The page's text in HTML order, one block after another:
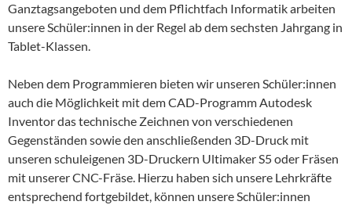
Ganztagsangeboten und dem Pflichtfach Informatik arbeiten
unsere Schüler:innen in der Regel ab dem sechsten Jahrgang in
Tablet-Klassen.
Neben dem Programmieren bieten wir unseren Schüler:innen
auch die Möglichkeit mit dem CAD-Programm Autodesk
Inventor das technische Zeichnen von verschiedenen
Gegenständen sowie den anschließenden 3D-Druck mit
unseren schuleigenen 3D-Druckern Ultimaker S5 oder Fräsen
mit unserer CNC-Fräse. Hierzu haben sich unsere Lehrkräfte
entsprechend fortgebildet, können unsere Schüler:innen